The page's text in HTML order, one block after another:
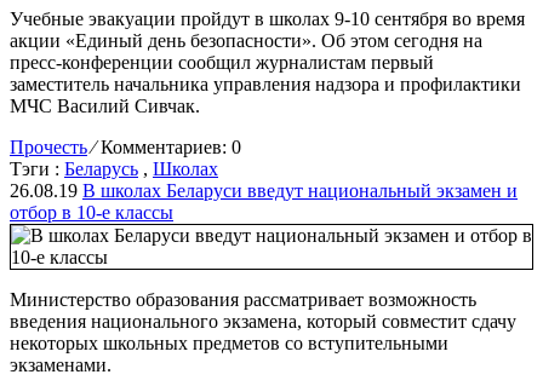
Учебные эвакуации пройдут в школах 9-10 сентября во время
акции «Единый день безопасности». Об этом сегодня на
пресс-конференции сообщил журналистам первый
заместитель начальника управления надзора и профилактики
МЧС Василий Сивчак.
Прочесть ⁄Комментариев: 0
Тэги : Беларусь , Школах
26.08.19 В школах Беларуси введут национальный экзамен и
отбор в 10-е классы
Министерство образования рассматривает возможность
введения национального экзамена, который совместит сдачу
некоторых школьных предметов со вступительными
экзаменами.